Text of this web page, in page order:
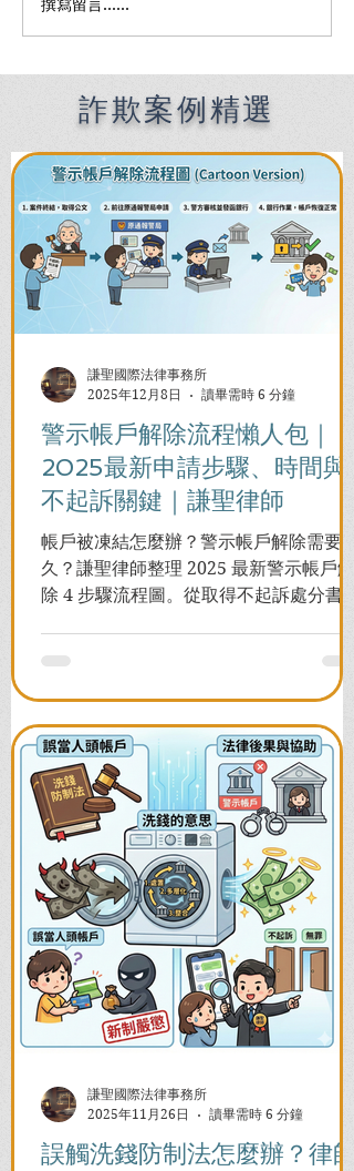
何時該找刑事律師完整指
南：偵查到審判階段，4大
撰寫留言......
詐欺案例精選
警示帳戶解除流程懶人包｜
2025最新申請步驟、時間與
不起訴關鍵｜謙聖律師
帳戶被凍結怎麼辦？警示帳戶解除需要多
久？謙聖律師整理 2025 最新警示帳戶解
除 4 步驟流程圖。從取得不起訴處分書到
謙聖國際法律事務所
2025年12月8日
讀畢需時 6 分鐘
誤觸洗錢防制法怎麼辦？律師
謙聖國際法律事務所
2025年11月26日
讀畢需時 6 分鐘